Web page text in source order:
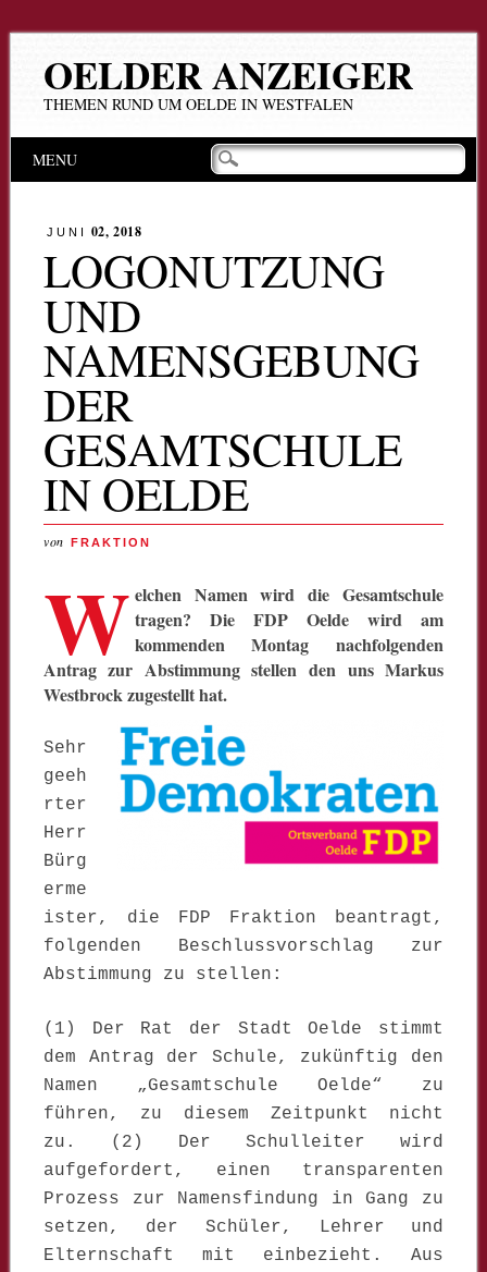
OELDER ANZEIGER
THEMEN RUND UM OELDE IN WESTFALEN
Hauptmenü
Inhalt
MENU
JUNI 02, 2018
LOGONUTZUNG
UND
NAMENSGEBUNG
DER
GESAMTSCHULE
IN OELDE
von FRAKTION
W elchen Namen wird die Gesamtschule
tragen? Die FDP Oelde wird am
kommenden Montag nachfolgenden
Antrag zur Abstimmung stellen den uns Markus
Westbrock zugestellt hat.
Sehr
geeh
rter
Herr
Bürg
erme
ister, die FDP Fraktion beantragt,
folgenden Beschlussvorschlag zur
Abstimmung zu stellen:
(1) Der Rat der Stadt Oelde stimmt
dem Antrag der Schule, zukünftig den
Namen „Gesamtschule Oelde“ zu
führen, zu diesem Zeitpunkt nicht
zu. (2) Der Schulleiter wird
aufgefordert, einen transparenten
Prozess zur Namensfindung in Gang zu
setzen, der Schüler, Lehrer und
Elternschaft mit einbezieht. Aus